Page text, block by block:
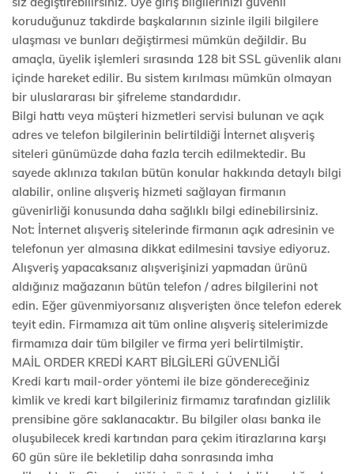
koruduğunuz takdirde başkalarının sizinle ilgili bilgilere
ulaşması ve bunları değiştirmesi mümkün değildir. Bu
amaçla, üyelik işlemleri sırasında 128 bit SSL güvenlik alanı
içinde hareket edilir. Bu sistem kırılması mümkün olmayan
bir uluslararası bir şifreleme standardıdır.
Bilgi hattı veya müşteri hizmetleri servisi bulunan ve açık
adres ve telefon bilgilerinin belirtildiği İnternet alışveriş
siteleri günümüzde daha fazla tercih edilmektedir. Bu
sayede aklınıza takılan bütün konular hakkında detaylı bilgi
alabilir, online alışveriş hizmeti sağlayan firmanın
güvenirliği konusunda daha sağlıklı bilgi edinebilirsiniz.
Not: İnternet alışveriş sitelerinde firmanın açık adresinin ve
telefonun yer almasına dikkat edilmesini tavsiye ediyoruz.
Alışveriş yapacaksanız alışverişinizi yapmadan ürünü
aldığınız mağazanın bütün telefon / adres bilgilerini not
edin. Eğer güvenmiyorsanız alışverişten önce telefon ederek
teyit edin. Firmamıza ait tüm online alışveriş sitelerimizde
firmamıza dair tüm bilgiler ve firma yeri belirtilmiştir.
MAİL ORDER KREDİ KART BİLGİLERİ GÜVENLİĞİ
Kredi kartı mail-order yöntemi ile bize göndereceğiniz
kimlik ve kredi kart bilgileriniz firmamız tarafından gizlilik
prensibine göre saklanacaktır. Bu bilgiler olası banka ile
oluşubilecek kredi kartından para çekim itirazlarına karşı
60 gün süre ile bekletilip daha sonrasında imha